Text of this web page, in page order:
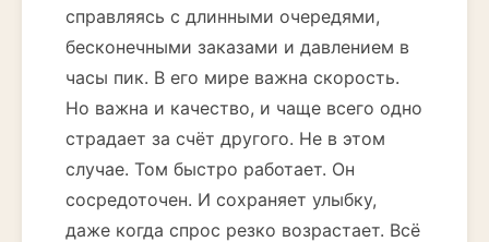
справляясь с длинными очередями,
бесконечными заказами и давлением в
часы пик. В его мире важна скорость.
Но важна и качество, и чаще всего одно
страдает за счёт другого. Не в этом
случае. Том быстро работает. Он
сосредоточен. И сохраняет улыбку,
даже когда спрос резко возрастает. Всё